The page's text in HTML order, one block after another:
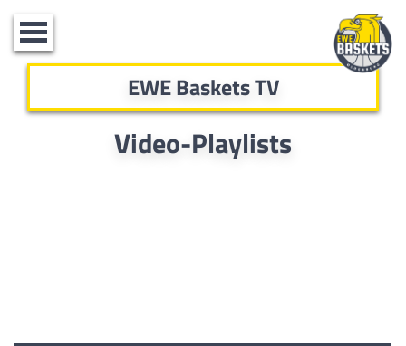
Toggle
navigation
EWE Baskets TV
Video-Playlists